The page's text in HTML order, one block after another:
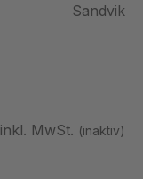
Sandvik
inkl. MwSt. (inaktiv)